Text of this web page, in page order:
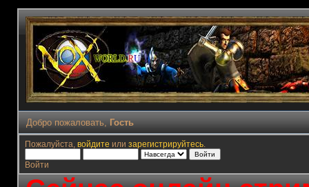
Добро пожаловать, Гость
Пожалуйста, войдите или зарегистрируйтесь.
Войти